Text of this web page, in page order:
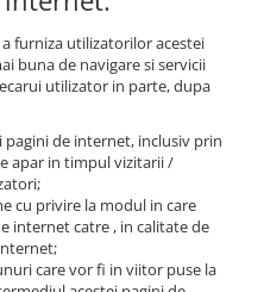
furniza utilizatorilor acestei
buna de navigare si servicii
utilizator in parte, dupa
de internet, inclusiv prin
apar in timpul vizitarii /
cu privire la modul in care
internet catre , in calitate de
care vor fi in viitor puse la